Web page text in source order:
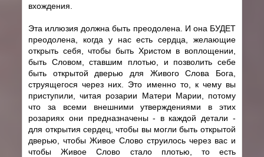
вхождения.
Эта иллюзия должна быть преодолена. И она БУДЕТ
преодолена, когда у нас есть сердца, желающие
открыть себя, чтобы быть Христом в воплощении,
быть Словом, ставшим плотью, и позволить себе
быть открытой дверью для Живого Слова Бога,
струящегося через них. Это именно то, к чему вы
приступили, читая розарии Матери Марии, потому
что за всеми внешними утверждениями в этих
розариях они предназначены - в каждой детали -
для открытия сердец, чтобы вы могли быть открытой
дверью, чтобы Живое Слово струилось через вас и
чтобы Живое Слово стало плотью, то есть